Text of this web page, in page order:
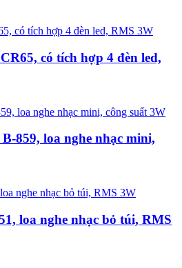
có tích hợp 4 đèn led,
859, loa nghe nhạc mini,
loa nghe nhạc bỏ túi, RMS